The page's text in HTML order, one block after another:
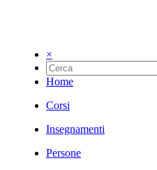
×
Home
Corsi
Insegnamenti
Persone